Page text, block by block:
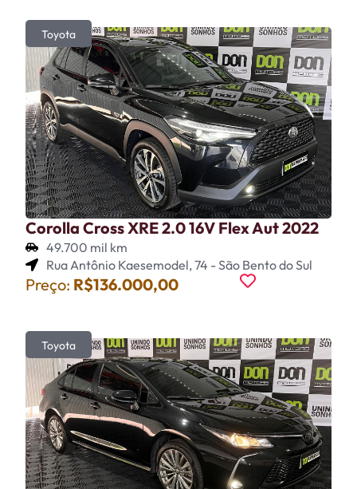
Toyota
Corolla Cross XRE 2.0 16V Flex Aut 2022
49.700 mil km
Rua Antônio Kaesemodel, 74 - São Bento do Sul
Preço: R$136.000,00
Toyota